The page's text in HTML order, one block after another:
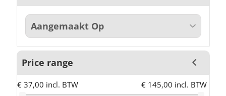
Price range
€ 37,00 incl. BTW € 145,00 incl. BTW